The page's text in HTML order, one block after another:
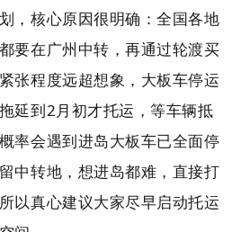
，核心原因很明确：全国各地
要在广州中转，再通过轮渡买
张程度远超想象，大板车停运
延到2月初才托运，等车辆抵
率会遇到进岛大板车已全面停
中转地，想进岛都难，直接打
以真心建议大家尽早启动托运